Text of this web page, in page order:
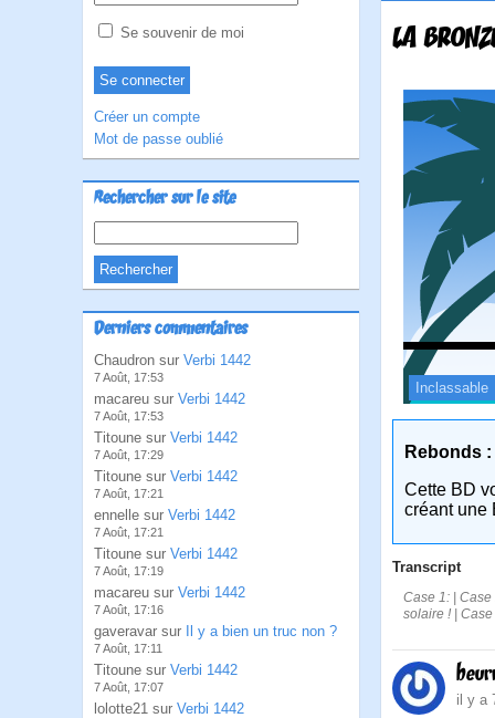
Se souvenir de moi
Créer un compte
Mot de passe oublié
Rechercher sur le site
Derniers commentaires
Chaudron sur Verbi 1442
7 Août, 17:53
macareu sur Verbi 1442
7 Août, 17:53
Titoune sur Verbi 1442
7 Août, 17:29
Titoune sur Verbi 1442
7 Août, 17:21
ennelle sur Verbi 1442
7 Août, 17:21
Titoune sur Verbi 1442
7 Août, 17:19
macareu sur Verbi 1442
7 Août, 17:16
gaveravar sur Il y a bien un truc non ?
7 Août, 17:11
Titoune sur Verbi 1442
7 Août, 17:07
lolotte21 sur Verbi 1442
LA
Inclassable
Rebonds :
Cette BD
créant une
Transcript
Case 1: |
solaire ! | Case
il y a